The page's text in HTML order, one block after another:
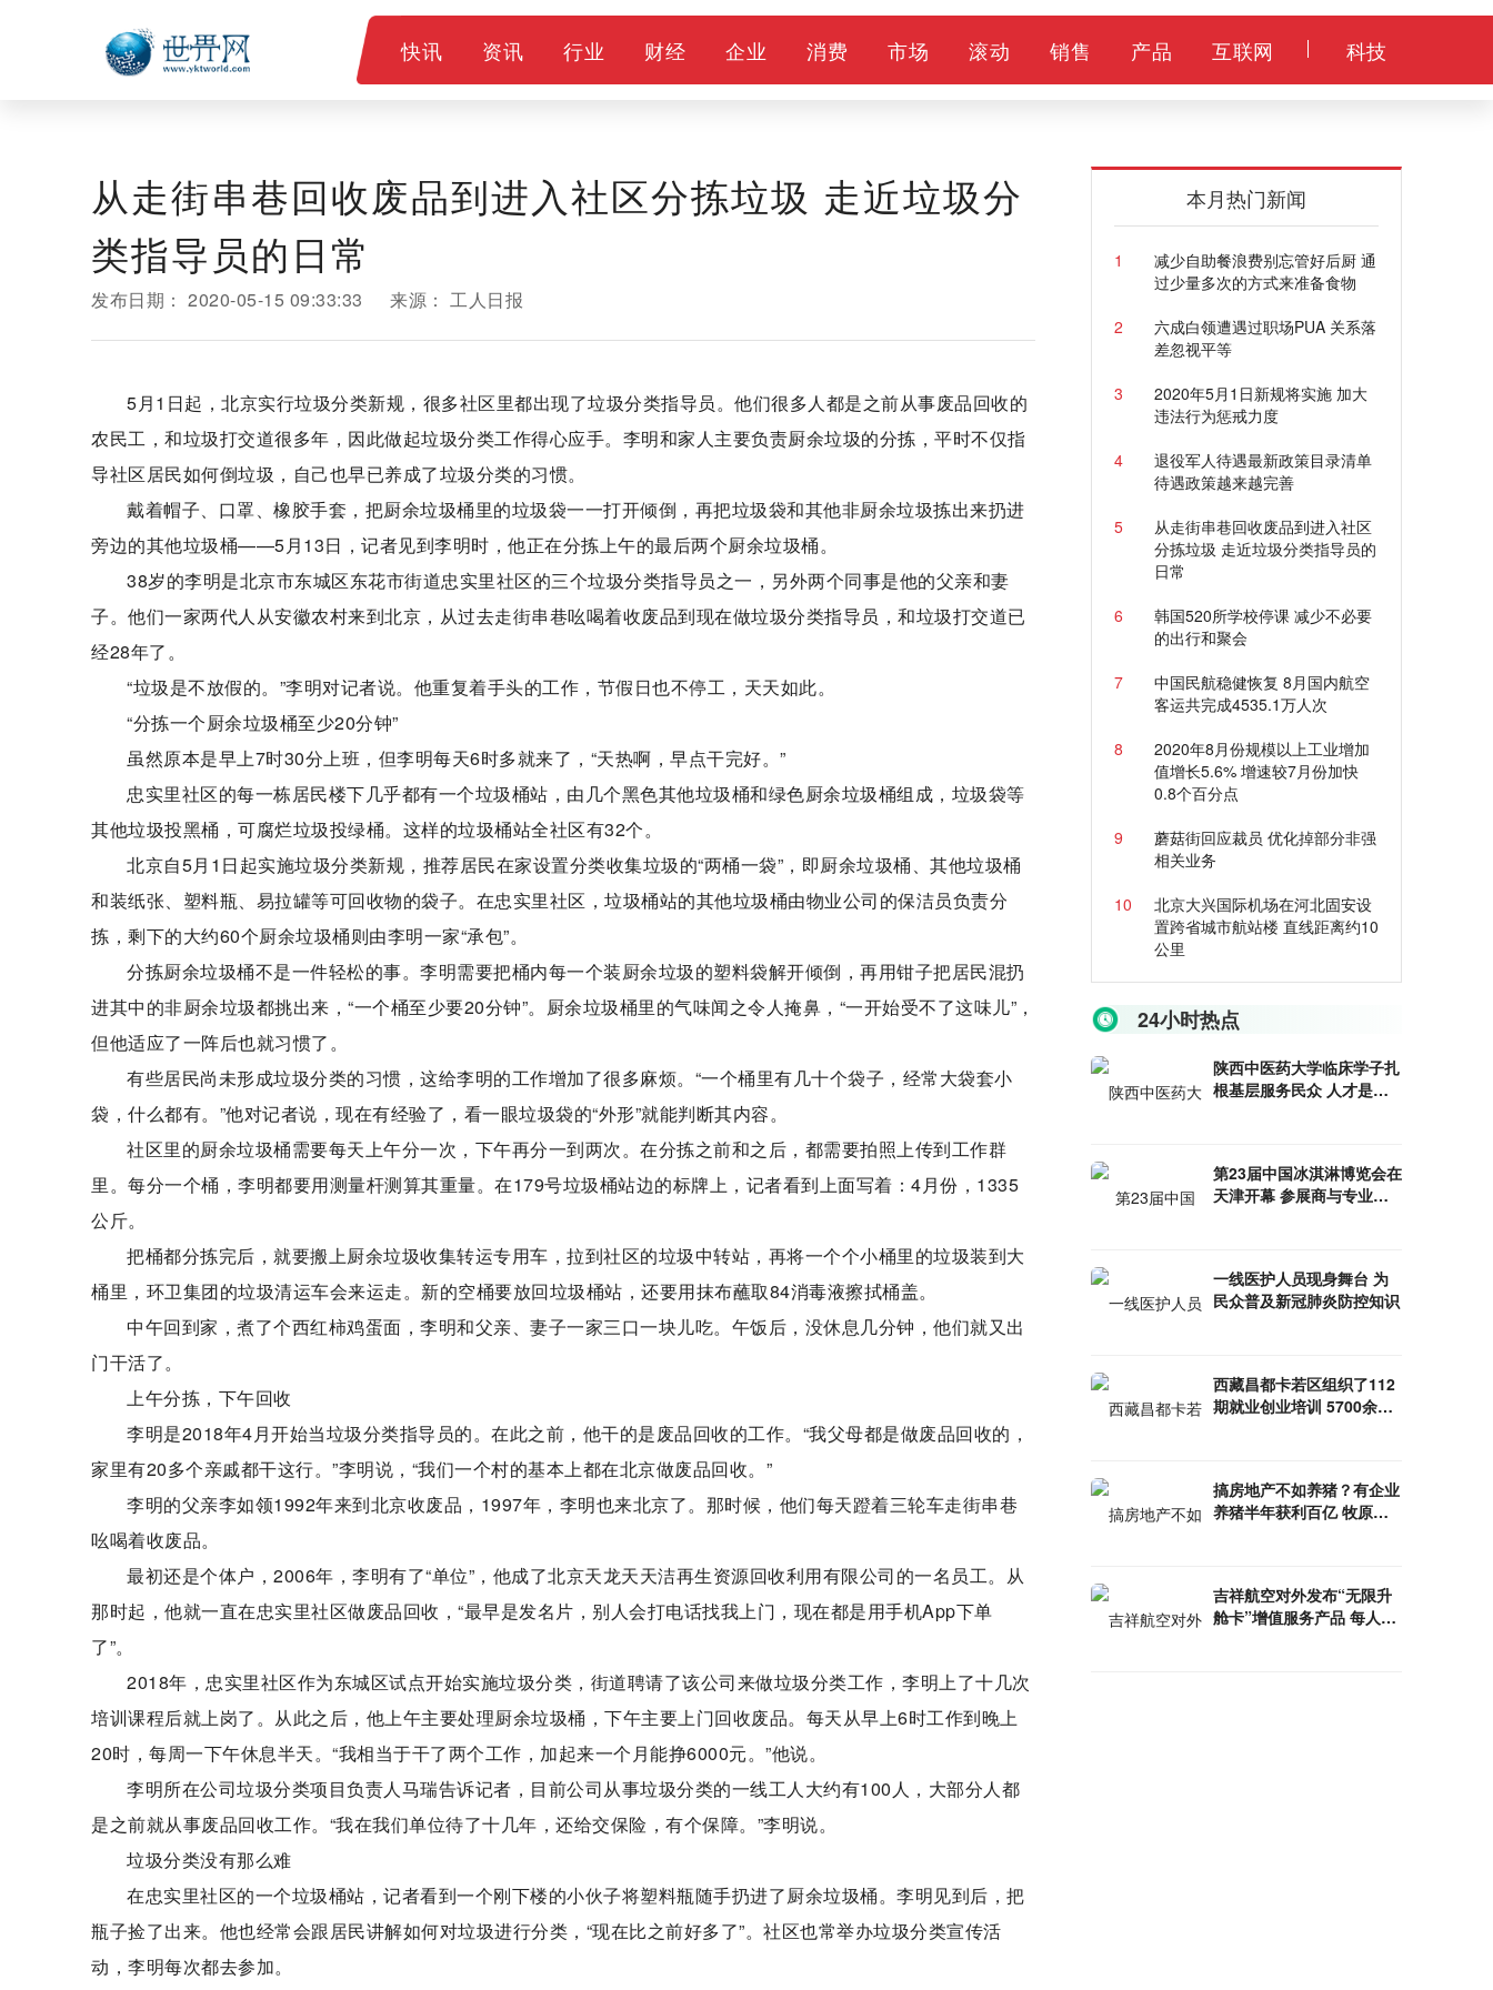
快讯 资讯 行业 财经 企业 消费 市场 滚动 销售 产品 互联网 科技
从走街串巷回收废品到进入社区分拣垃圾 走近垃圾分
类指导员的日常
发布日期： 2020-05-15 09:33:33 来源： 工人日报
5月1日起，北京实行垃圾分类新规，很多社区里都出现了垃圾分类指导员。他们很多人都是之前从事废品回收的
农民工，和垃圾打交道很多年，因此做起垃圾分类工作得心应手。李明和家人主要负责厨余垃圾的分拣，平时不仅指
导社区居民如何倒垃圾，自己也早已养成了垃圾分类的习惯。
戴着帽子、口罩、橡胶手套，把厨余垃圾桶里的垃圾袋一一打开倾倒，再把垃圾袋和其他非厨余垃圾拣出来扔进
旁边的其他垃圾桶——5月13日，记者见到李明时，他正在分拣上午的最后两个厨余垃圾桶。
38岁的李明是北京市东城区东花市街道忠实里社区的三个垃圾分类指导员之一，另外两个同事是他的父亲和妻
子。他们一家两代人从安徽农村来到北京，从过去走街串巷吆喝着收废品到现在做垃圾分类指导员，和垃圾打交道已
经28年了。
“垃圾是不放假的。”李明对记者说。他重复着手头的工作，节假日也不停工，天天如此。
“分拣一个厨余垃圾桶至少20分钟”
虽然原本是早上7时30分上班，但李明每天6时多就来了，“天热啊，早点干完好。”
忠实里社区的每一栋居民楼下几乎都有一个垃圾桶站，由几个黑色其他垃圾桶和绿色厨余垃圾桶组成，垃圾袋等
其他垃圾投黑桶，可腐烂垃圾投绿桶。这样的垃圾桶站全社区有32个。
北京自5月1日起实施垃圾分类新规，推荐居民在家设置分类收集垃圾的“两桶一袋”，即厨余垃圾桶、其他垃圾桶
和装纸张、塑料瓶、易拉罐等可回收物的袋子。在忠实里社区，垃圾桶站的其他垃圾桶由物业公司的保洁员负责分
拣，剩下的大约60个厨余垃圾桶则由李明一家“承包”。
分拣厨余垃圾桶不是一件轻松的事。李明需要把桶内每一个装厨余垃圾的塑料袋解开倾倒，再用钳子把居民混扔
进其中的非厨余垃圾都挑出来，“一个桶至少要20分钟”。厨余垃圾桶里的气味闻之令人掩鼻，“一开始受不了这味儿”，
但他适应了一阵后也就习惯了。
有些居民尚未形成垃圾分类的习惯，这给李明的工作增加了很多麻烦。“一个桶里有几十个袋子，经常大袋套小
袋，什么都有。”他对记者说，现在有经验了，看一眼垃圾袋的“外形”就能判断其内容。
社区里的厨余垃圾桶需要每天上午分一次，下午再分一到两次。在分拣之前和之后，都需要拍照上传到工作群
里。每分一个桶，李明都要用测量杆测算其重量。在179号垃圾桶站边的标牌上，记者看到上面写着：4月份，1335
公斤。
把桶都分拣完后，就要搬上厨余垃圾收集转运专用车，拉到社区的垃圾中转站，再将一个个小桶里的垃圾装到大
桶里，环卫集团的垃圾清运车会来运走。新的空桶要放回垃圾桶站，还要用抹布蘸取84消毒液擦拭桶盖。
中午回到家，煮了个西红柿鸡蛋面，李明和父亲、妻子一家三口一块儿吃。午饭后，没休息几分钟，他们就又出
门干活了。
上午分拣，下午回收
李明是2018年4月开始当垃圾分类指导员的。在此之前，他干的是废品回收的工作。“我父母都是做废品回收的，
家里有20多个亲戚都干这行。”李明说，“我们一个村的基本上都在北京做废品回收。”
李明的父亲李如领1992年来到北京收废品，1997年，李明也来北京了。那时候，他们每天蹬着三轮车走街串巷
吆喝着收废品。
最初还是个体户，2006年，李明有了“单位”，他成了北京天龙天天洁再生资源回收利用有限公司的一名员工。从
那时起，他就一直在忠实里社区做废品回收，“最早是发名片，别人会打电话找我上门，现在都是用手机App下单
了”。
2018年，忠实里社区作为东城区试点开始实施垃圾分类，街道聘请了该公司来做垃圾分类工作，李明上了十几次
培训课程后就上岗了。从此之后，他上午主要处理厨余垃圾桶，下午主要上门回收废品。每天从早上6时工作到晚上
20时，每周一下午休息半天。“我相当于干了两个工作，加起来一个月能挣6000元。”他说。
李明所在公司垃圾分类项目负责人马瑞告诉记者，目前公司从事垃圾分类的一线工人大约有100人，大部分人都
是之前就从事废品回收工作。“我在我们单位待了十几年，还给交保险，有个保障。”李明说。
垃圾分类没有那么难
在忠实里社区的一个垃圾桶站，记者看到一个刚下楼的小伙子将塑料瓶随手扔进了厨余垃圾桶。李明见到后，把
瓶子捡了出来。他也经常会跟居民讲解如何对垃圾进行分类，“现在比之前好多了”。社区也常举办垃圾分类宣传活
动，李明每次都去参加。
本月热门新闻
1
减少自助餐浪费别忘管好后厨 通
过少量多次的方式来准备食物
2
六成白领遭遇过职场PUA 关系落
差忽视平等
3
2020年5月1日新规将实施 加大
违法行为惩戒力度
4
退役军人待遇最新政策目录清单
待遇政策越来越完善
5
从走街串巷回收废品到进入社区
分拣垃圾 走近垃圾分类指导员的
日常
6
韩国520所学校停课 减少不必要
的出行和聚会
7
中国民航稳健恢复 8月国内航空
客运共完成4535.1万人次
8
2020年8月份规模以上工业增加
值增长5.6% 增速较7月份加快
0.8个百分点
9
蘑菇街回应裁员 优化掉部分非强
相关业务
10
北京大兴国际机场在河北固安设
置跨省城市航站楼 直线距离约10
公里
24小时热点
陕西中医药大学临床学子扎
根基层服务民众 人才是健
第23届中国冰淇淋博览会在
天津开幕 参展商与专业观
一线医护人员现身舞台 为
民众普及新冠肺炎防控知识
西藏昌都卡若区组织了112
期就业创业培训 5700余名
搞房地产不如养猪？有企业
养猪半年获利百亿 牧原股
吉祥航空对外发布“无限升
舱卡”增值服务产品 每人限